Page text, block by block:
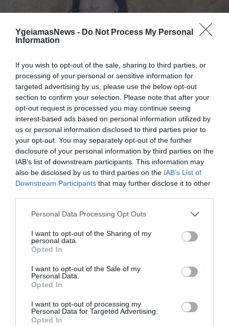
YgeiamasNews - Do Not Process My Personal
Information
If you wish to opt-out of the sale, sharing to third parties, or
processing of your personal or sensitive information for
targeted advertising by us, please use the below opt-out
section to confirm your selection. Please note that after your
opt-out request is processed you may continue seeing
interest-based ads based on personal information utilized by
us or personal information disclosed to third parties prior to
your opt-out. You may separately opt-out of the further
disclosure of your personal information by third parties on the
IAB’s list of downstream participants. This information may
also be disclosed by us to third parties on the IAB’s List of
Downstream Participants that may further disclose it to other
Please note that this website/app uses one or more Google
not limited to your visit or usage behaviour. You may click to
grant or deny consent to Google and its third-party tags to
use your data for below specified purposes in below Google
consent section.
Personal Data Processing Opt Outs
I want to opt-out of the Sharing of my
personal data.
Opted In
I want to opt-out of the Sale of my
Personal Data.
Opted In
I want to opt-out of processing my
Personal Data for Targeted Advertising.
Opted In
Anne Hathaway: Η personal trainer της
ηθοποιού αποκαλύπτει το μυστικό πίσω
από την καλλίγραμμη σιλουέτα της (vid)
NEXT DAY 40+: Το συμλήρωμα ευζωίας που
αλλάζει την επόμενη μέρα σου – Ξανά
ενέργεια από το πρωί